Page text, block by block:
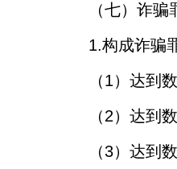
（七）诈骗
1.构成诈骗
（1）达到
（2）达到
（3）达到